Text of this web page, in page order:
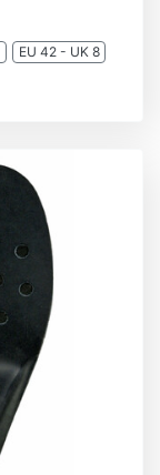
EU 42 - UK 8